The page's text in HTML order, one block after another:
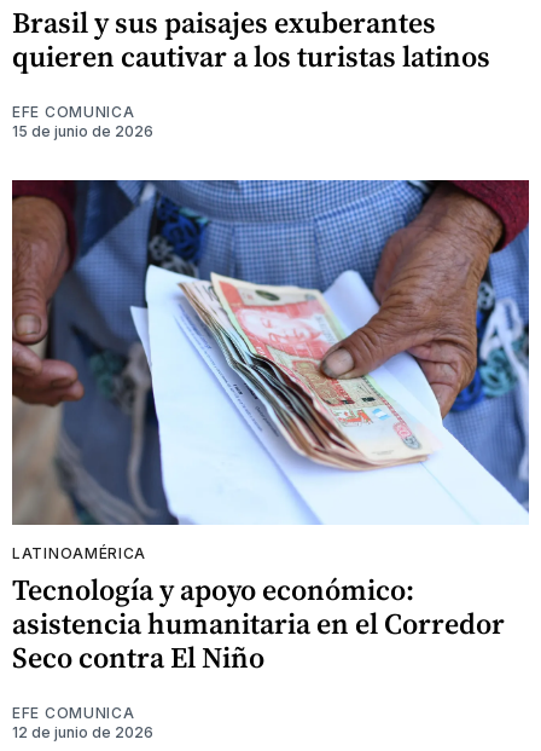
Brasil y sus paisajes exuberantes
quieren cautivar a los turistas latinos
EFE COMUNICA
15 de junio de 2026
LATINOAMÉRICA
Tecnología y apoyo económico:
asistencia humanitaria en el Corredor
Seco contra El Niño
EFE COMUNICA
12 de junio de 2026